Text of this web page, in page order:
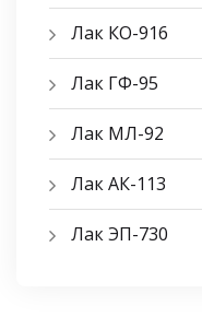
Лак КО-916
Лак ГФ-95
Лак МЛ-92
Лак АК-113
Лак ЭП-730